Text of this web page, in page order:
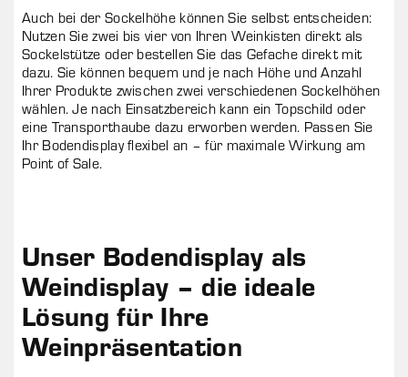
Auch bei der Sockelhöhe können Sie selbst entscheiden:
Nutzen Sie zwei bis vier von Ihren Weinkisten direkt als
Sockelstütze oder bestellen Sie das Gefache direkt mit
dazu. Sie können bequem und je nach Höhe und Anzahl
Ihrer Produkte zwischen zwei verschiedenen Sockelhöhen
wählen. Je nach Einsatzbereich kann ein Topschild oder
eine Transporthaube dazu erworben werden. Passen Sie
Ihr Bodendisplay flexibel an – für maximale Wirkung am
Point of Sale.
Unser Bodendisplay als
Weindisplay – die ideale
Lösung für Ihre
Weinpräsentation